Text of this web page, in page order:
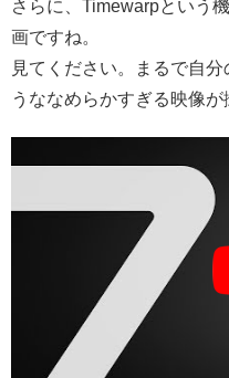
さらに、Timewarpという
画ですね。
見てください。まるで自
うななめらかすぎる映像が